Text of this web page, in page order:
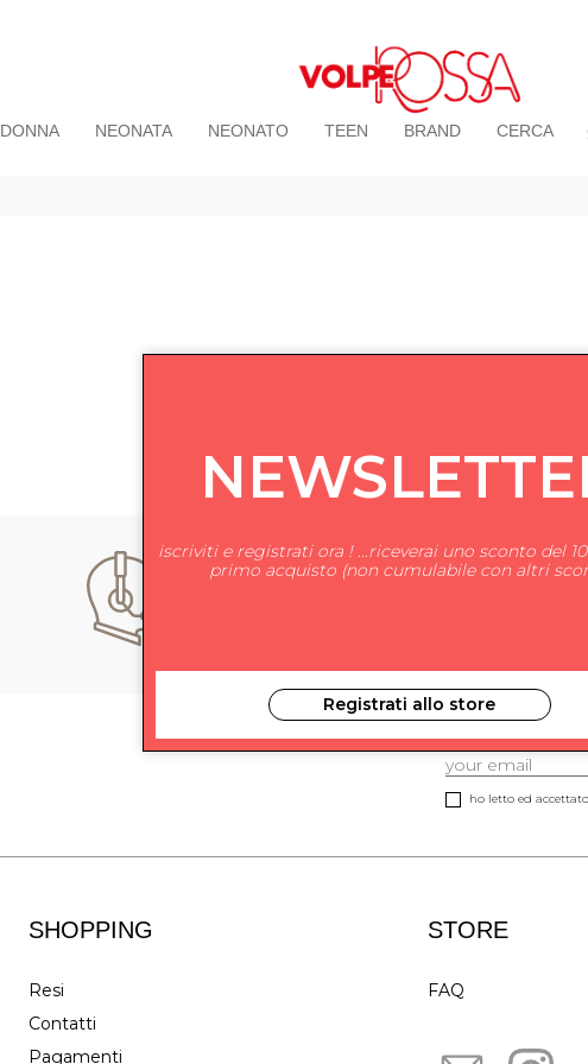
DONNA NEONATA NEONATO TEEN BRAND CERCA
ISCRIVITI
ho letto ed
SHOPPING
Resi
Contatti
Pagamenti
STORE
FAQ
iscriviti e registrati ora ! ...riceverai uno sconto del
primo acquisto (non cumulabile con altri
Registrati allo store